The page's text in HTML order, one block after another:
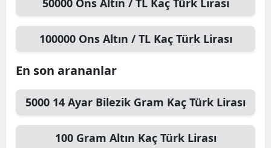
100000 Ons Altın / TLKaç Türk Lirası
En son arananlar
5000 14 Ayar Bilezik Gram Kaç Türk Lirası
100 Gram Altın Kaç Türk Lirası